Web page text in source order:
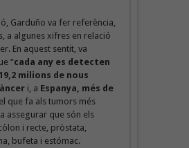
Garduño va fer referència,
a algunes xifres en relació
En aquest sentit, va
“cada any es detecten
milions de nous
i, a Espanya, més de
que fa als tumors més
assegurar que són els
i recte, pròstata,
bufeta i estómac.